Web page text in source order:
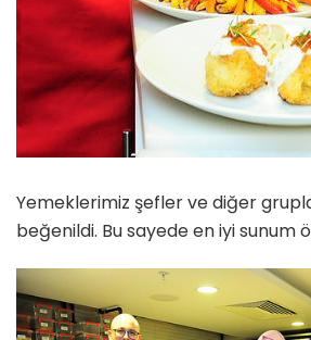
Yemeklerimiz şefler ve diğer
beğenildi. Bu sayede en iyi sunum